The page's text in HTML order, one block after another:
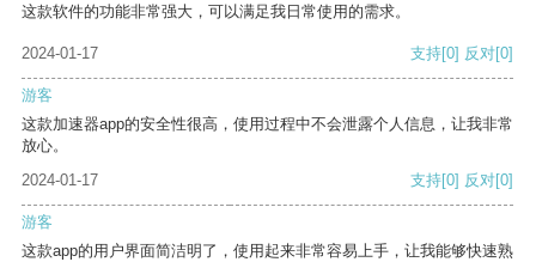
这款软件的功能非常强大，可以满足我日常使用的需求。
2024-01-17 支持[0] 反对[0]
游客
这款加速器app的安全性很高，使用过程中不会泄露个人信息，让我非常
放心。
2024-01-17
支持[0] 反对[0]
游客
这款app的用户界面简洁明了，使用起来非常容易上手，让我能够快速熟